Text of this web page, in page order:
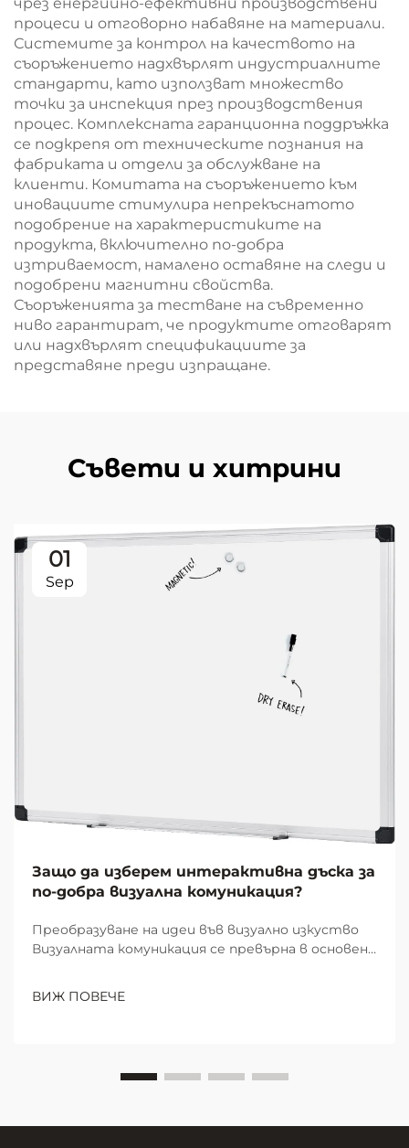
процеси и отговорно набавяне на материали.
Системите за контрол на качеството на
съоръжението надхвърлят индустриалните
стандарти, като използват множество
точки за инспекция през производствения
процес. Комплексната гаранционна поддръжка
се подкрепя от техническите познания на
фабриката и отдели за обслужване на
клиенти. Комитата на съоръжението към
иновациите стимулира непрекъснатото
подобрение на характеристиките на
продукта, включително по-добра
изтриваемост, намалено оставяне на следи и
подобрени магнитни свойства.
Съоръженията за тестване на съвременно
ниво гарантират, че продуктите отговарят
или надхвърлят спецификациите за
представяне преди изпращане.
Съвети и хитрини
01
Sep
Защо да изберем интерактивна дъска за
по-добра визуална комуникация?
Преобразуване на идеи във визуално изкуство
Визуалната комуникация се превърна в основен
образователни среди. В центъра на тази
ВИЖ ПОВЕЧЕ